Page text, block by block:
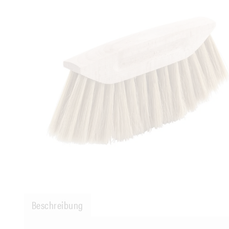
Beschreibung